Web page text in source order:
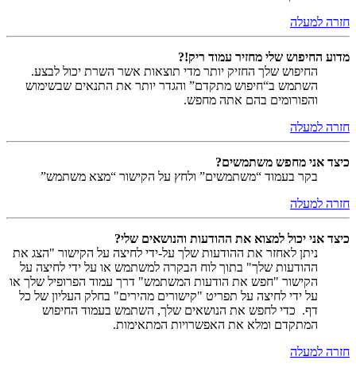
חזרה למעלה
מדוע החיפוש שלי מחזיר עמוד ריק!?
החיפוש שלך החזיק יותר מדי תוצאות אשר השרת יכול לבצע.
השתמש ב“חיפוש מתקדם” והגדר יותר את התנאים שבשימוש
והפורומים בהם אתה מחפש.
חזרה למעלה
כיצד אני מחפש משתמשים?
בקר בעמוד “משתמשים” ולחץ על הקישור “מצא משתמש”
חזרה למעלה
כיצד אני יכול למצוא את ההודעות והנושאים שלי?
ניתן לאחזר את ההודעות שלך על-ידי לחיצה על הקישור "הצג את
ההודעות שלך" בתוך לוח הבקרה למשתמש או על ידי לחיצה על
הקישור "חפש את הודעות המשתמש" דרך עמוד הפרופיל שלך או
על ידי לחיצה על תפריט "קישורים מהירים" בחלק העליון של כל
דף. כדי לחפש את הנושאים שלך, השתמש בעמוד החיפוש
המתקדם ומלא את האפשרויות המתאימות.
חזרה למעלה